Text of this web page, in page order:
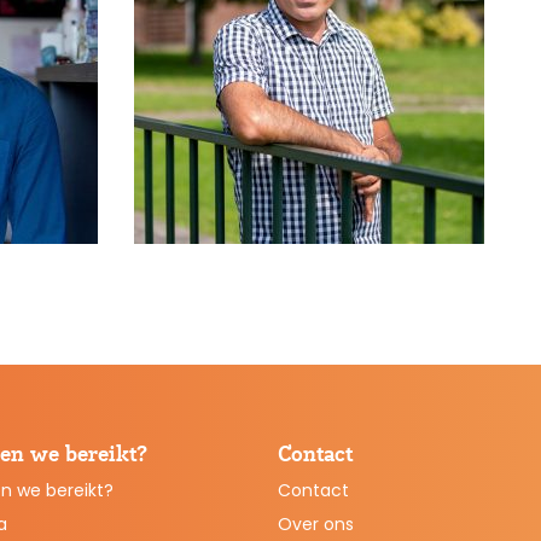
we bereikt?
we bereikt?
Contact
Contact
Over ons